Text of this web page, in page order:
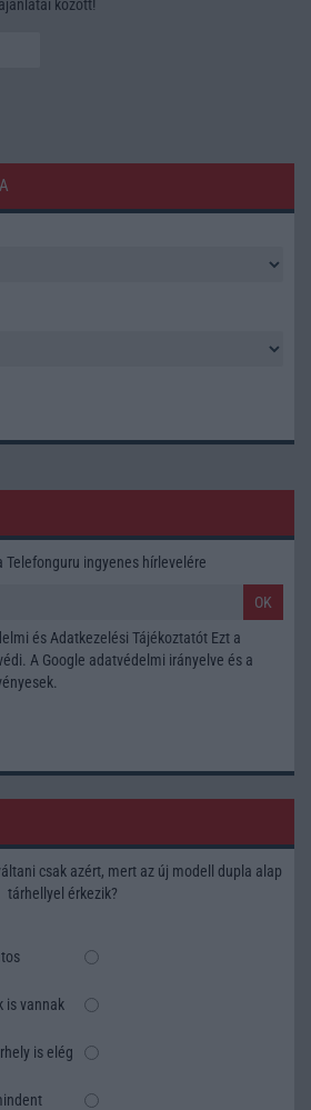
között!
Telefonguru ingyenes hírlevelére
OK
és Adatkezelési Tájékoztatót Ezt a
A Google adatvédelmi irányelve és a
csak azért, mert az új modell dupla alap
tárhellyel érkezik?
is vannak
is elég